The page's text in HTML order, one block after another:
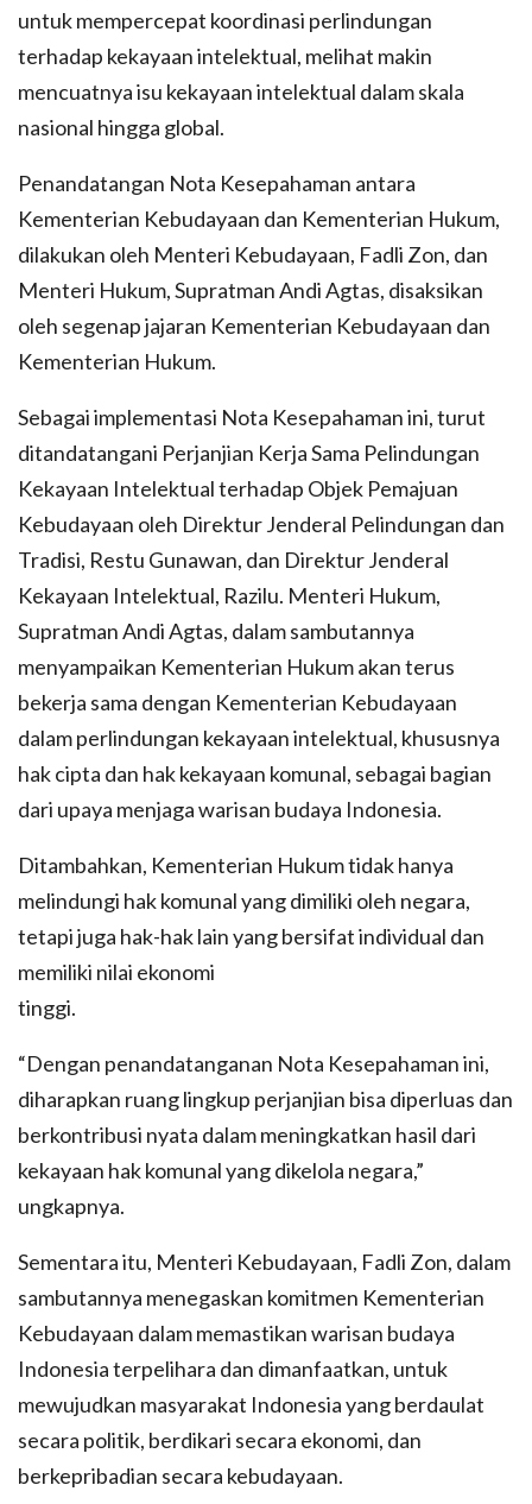
untuk mempercepat koordinasi perlindungan
terhadap kekayaan intelektual, melihat makin
mencuatnya isu kekayaan intelektual dalam skala
nasional hingga global.
Penandatangan Nota Kesepahaman antara
Kementerian Kebudayaan dan Kementerian Hukum,
dilakukan oleh Menteri Kebudayaan, Fadli Zon, dan
Menteri Hukum, Supratman Andi Agtas, disaksikan
oleh segenap jajaran Kementerian Kebudayaan dan
Kementerian Hukum.
Sebagai implementasi Nota Kesepahaman ini, turut
ditandatangani Perjanjian Kerja Sama Pelindungan
Kekayaan Intelektual terhadap Objek Pemajuan
Kebudayaan oleh Direktur Jenderal Pelindungan dan
Tradisi, Restu Gunawan, dan Direktur Jenderal
Kekayaan Intelektual, Razilu. Menteri Hukum,
Supratman Andi Agtas, dalam sambutannya
menyampaikan Kementerian Hukum akan terus
bekerja sama dengan Kementerian Kebudayaan
dalam perlindungan kekayaan intelektual, khususnya
hak cipta dan hak kekayaan komunal, sebagai bagian
dari upaya menjaga warisan budaya Indonesia.
Ditambahkan, Kementerian Hukum tidak hanya
melindungi hak komunal yang dimiliki oleh negara,
tetapi juga hak-hak lain yang bersifat individual dan
memiliki nilai ekonomi
tinggi.
“Dengan penandatanganan Nota Kesepahaman ini,
diharapkan ruang lingkup perjanjian bisa diperluas dan
berkontribusi nyata dalam meningkatkan hasil dari
kekayaan hak komunal yang dikelola negara,”
ungkapnya.
Sementara itu, Menteri Kebudayaan, Fadli Zon, dalam
sambutannya menegaskan komitmen Kementerian
Kebudayaan dalam memastikan warisan budaya
Indonesia terpelihara dan dimanfaatkan, untuk
mewujudkan masyarakat Indonesia yang berdaulat
secara politik, berdikari secara ekonomi, dan
berkepribadian secara kebudayaan.